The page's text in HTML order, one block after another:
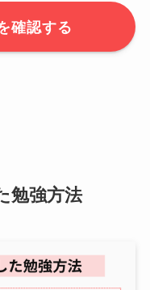
確認する
勉強方法